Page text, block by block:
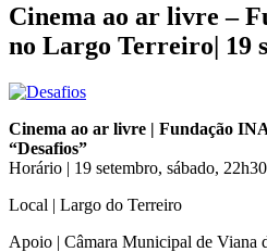
Cinema ao ar livre –
no Largo Terreiro| 19
Cinema ao ar livre | Fundação
“Desafios”
Horário | 19 setembro, sábado, 22h30
Local | Largo do Terreiro
Apoio | Câmara Municipal de Viana